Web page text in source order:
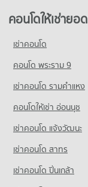
มีคอนโดให้เช่า 21,289 ป
ขายคอนโด วิทยาลัยป้
มีคอนโดขาย 8,080 ประก
คอนโด รร.สามเสนวิ
คอนโดให้เช่า รร.สามเ
มีคอนโดให้เช่า 14,489 ป
ขายคอนโด รร.สามเสน
มีคอนโดขาย 6,262 ประก
คอนโดให้เช่า บิ๊กซี เอ็ก
มีคอนโดให้เช่า 46,910 ป
มีคอนโดขาย 17,445 ประ
คอนโด เทสโก้โลตัส
369 โครงการ
คอนโดให้เช่า เทสโก้โล
มีคอนโดให้เช่า 12,783 ป
ขายคอนโด เทสโก้โลตัส
มีคอนโดขาย 5,403 ประ
คอนโด ถนนพหลโ
คอนโดให้เช่า ถนนพหลโ
มีคอนโดให้เช่า 20,418 ป
ขายคอนโด ถนนพหลโย
มีคอนโดขาย 7,509 ประก
คอนโด ถนนประดิพั
72 โครงการ
คอนโดให้เช่า ถนนประ
ขายคอนโด ถนนประดิพั
ขายคอนโด รพ.พญาไ
มีคอนโดขาย 1,853 ปร
คอนโด รพ.วิชัยยุทธ
222 โครงการ
คอนโดให้เช่า รพ.วิชัยยุ
มีคอนโดให้เช่า 7,857 ปร
ขายคอนโด รพ.วิชัยยุทธ
มีคอนโดขาย 3,076 ประ
คอนโดให้เช่ายอ
เช่าคอนโด
คอนโด พระราม 9
เช่าคอนโด รามคําแหง
คอนโดให้เช่า อ่อนนุช
เช่าคอนโด แจ้งวัฒนะ
เช่าคอนโด สาทร
เช่าคอนโด ปิ่นเกล้า